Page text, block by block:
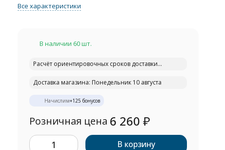
Все характеристики
В наличии 60 шт.
Расчёт ориентировочных сроков доставки...
Доставка магазина: Понедельник 10 августа
Начислим+125 бонусов
Розничная цена 6 260₽
В корзину